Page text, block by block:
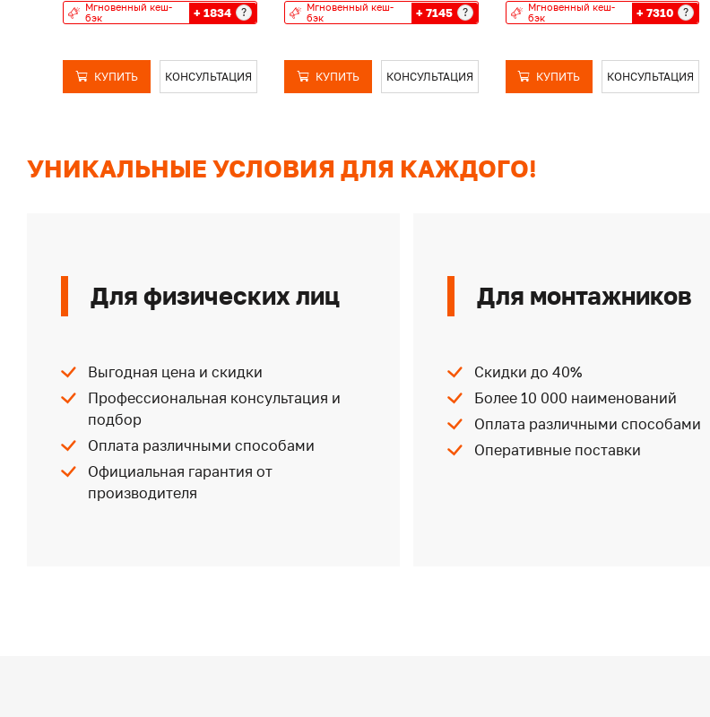
Мгновенный кеш-
бэк
+ 1834 ?
КУПИТЬ КОНСУЛЬТАЦИЯ
Мгновенный кеш-
бэк
+ 7145 ?
КУПИТЬ КОНСУЛЬТАЦИЯ
Мгновенный кеш-
бэк
+ 7310 ?
КУПИТЬ КОНСУЛЬТАЦИЯ
УНИКАЛЬНЫЕ УСЛОВИЯ ДЛЯ КАЖДОГО!
Для физических лиц
Выгодная цена и скидки
Профессиональная консультация и
подбор
Оплата различными способами
Официальная гарантия от
производителя
Для монтажников
Скидки до 40%
Более 10 000 наименований
Оплата различными способами
Оперативные поставки